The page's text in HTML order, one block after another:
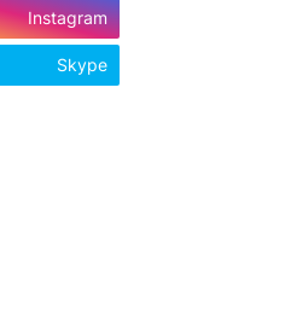
Instagram
Skype